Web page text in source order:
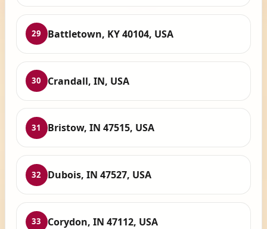
29 Battletown, KY 40104, USA
30 Crandall, IN, USA
31 Bristow, IN 47515, USA
32 Dubois, IN 47527, USA
33 Corydon, IN 47112, USA